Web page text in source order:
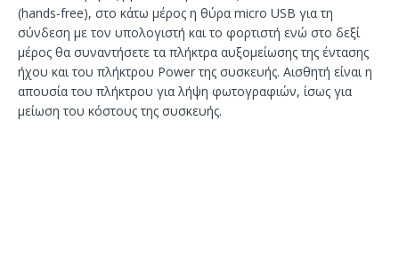
(hands-free), στο κάτω μέρος η θύρα micro USB για τη
σύνδεση με τον υπολογιστή και το φορτιστή ενώ στο δεξί
μέρος θα συναντήσετε τα πλήκτρα αυξομείωσης της έντασης
ήχου και του πλήκτρου Power της συσκευής. Αισθητή είναι η
απουσία του πλήκτρου για λήψη φωτογραφιών, ίσως για
μείωση του κόστους της συσκευής.